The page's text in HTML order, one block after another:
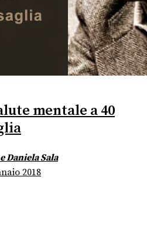
mentale a 40
Daniela Sala
2018